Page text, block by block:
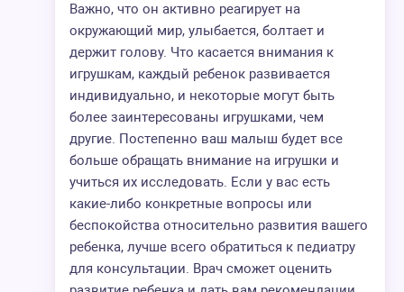
Важно, что он активно реагирует на
окружающий мир, улыбается, болтает и
держит голову. Что касается внимания к
игрушкам, каждый ребенок развивается
индивидуально, и некоторые могут быть
более заинтересованы игрушками, чем
другие. Постепенно ваш малыш будет все
больше обращать внимание на игрушки и
учиться их исследовать. Если у вас есть
какие-либо конкретные вопросы или
беспокойства относительно развития вашего
ребенка, лучше всего обратиться к педиатру
для консультации. Врач сможет оценить